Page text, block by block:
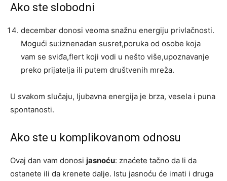
Ako ste slobodni
decembar donosi veoma snažnu energiju privlačnosti.
Mogući su:iznenadan susret,poruka od osobe koja
vam se sviđa,flert koji vodi u nešto više,upoznavanje
preko prijatelja ili putem društvenih mreža.
U svakom slučaju, ljubavna energija je brza, vesela i puna
spontanosti.
Ako ste u komplikovanom odnosu
Ovaj dan vam donosi jasnoću: znaćete tačno da li da
ostanete ili da krenete dalje. Istu jasnoću će imati i druga